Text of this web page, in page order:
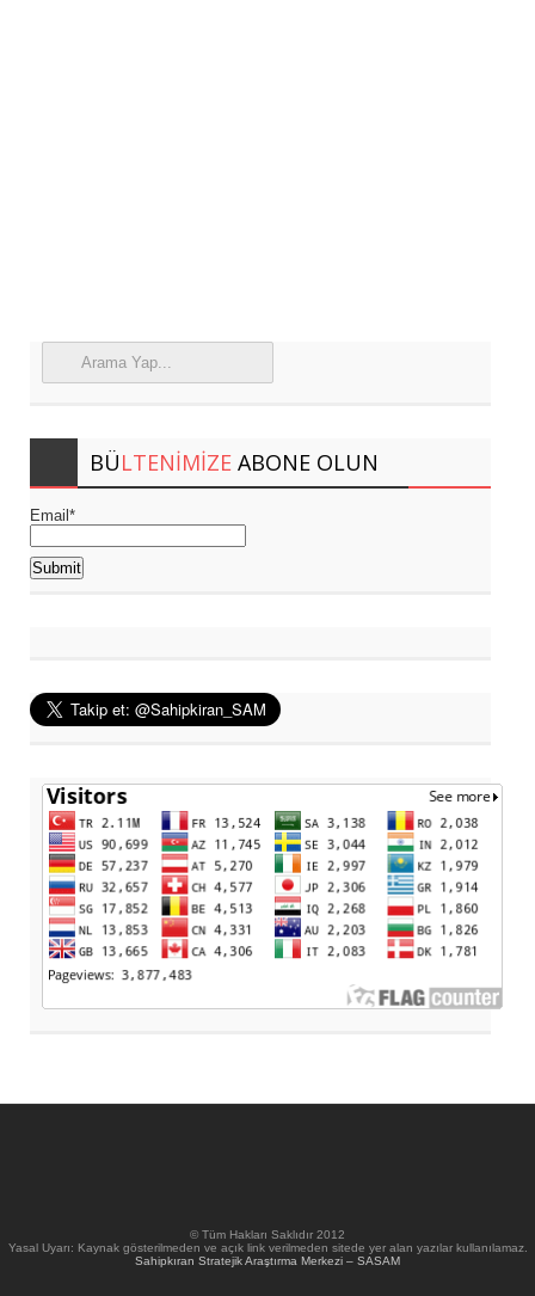
BÜLTENIMIZE ABONE OLUN
Email*
© Tüm Hakları Saklıdır 2012
Yasal Uyarı: Kaynak gösterilmeden ve açık link verilmeden sitede yer alan yazılar kullanılamaz.
Sahipkıran Stratejik Araştırma Merkezi – SASAM